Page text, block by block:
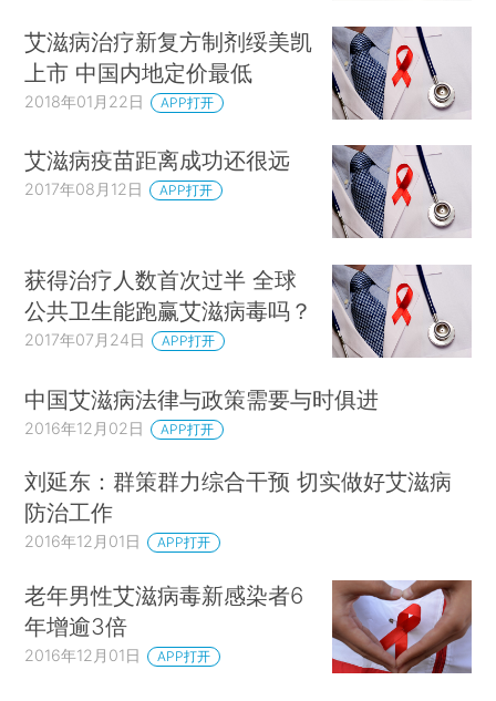
艾滋病治疗新复方制剂绥美凯
上市 中国内地定价最低
2018年01月22日 APP打开
艾滋病疫苗距离成功还很远
2017年08月12日 APP打开
获得治疗人数首次过半 全球
公共卫生能跑赢艾滋病毒吗？
2017年07月24日 APP打开
中国艾滋病法律与政策需要与时俱进
2016年12月02日 APP打开
刘延东：群策群力综合干预 切实做好艾滋病
防治工作
2016年12月01日 APP打开
老年男性艾滋病毒新感染者6
年增逾3倍
2016年12月01日 APP打开